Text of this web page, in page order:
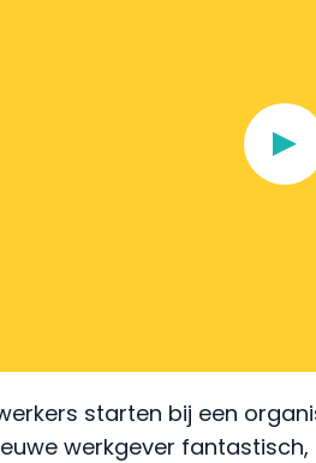
starten bij een
werkgever